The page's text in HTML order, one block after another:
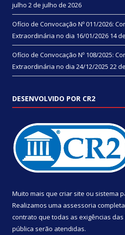
julho 2 de julho de 2026
Ofício de Convocação Nº 011/2026:
Extraordinária no dia 16/01/2026 14
Ofício de Convocação Nº 108/2025:
Extraordinária no dia 24/12/2025 22
DESENVOLVIDO POR CR2
Muito mais que criar site ou sistema
Realizamos uma assessoria
contrato que todas as exigências das
pública serão atendidas.